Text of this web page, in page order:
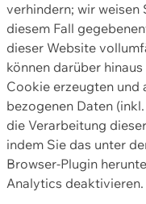
verhindern; wir weisen
diesem Fall
dieser Website
können darüber
Cookie erzeugten und
bezogenen Daten
die Verarbeitung
indem Sie das unter
Browser-Plugin
Analytics deaktivieren.